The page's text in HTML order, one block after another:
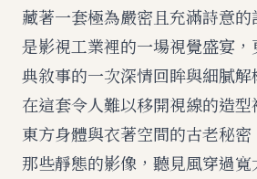
藏著一套極為嚴密且充滿詩意
是影視工業裡的一場視覺盛宴
典敘事的一次深情回眸與細膩解
在這套令人難以移開視線的造
東方身體與衣著空間的古老秘
那些靜態的影像，聽見風穿過